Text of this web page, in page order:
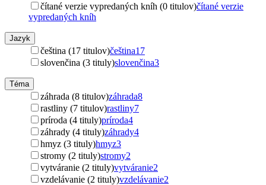
čítané verzie vypredaných kníh (0 titulov)čítané verzie
vypredaných kníh
Jazyk
čeština (17 titulov)čeština17
slovenčina (3 tituly)slovenčina3
Téma
záhrada (8 titulov)záhrada8
rastliny (7 titulov)rastliny7
príroda (4 tituly)príroda4
záhrady (4 tituly)záhrady4
hmyz (3 tituly)hmyz3
stromy (2 tituly)stromy2
vytváranie (2 tituly)vytváranie2
vzdelávanie (2 tituly)vzdelávanie2